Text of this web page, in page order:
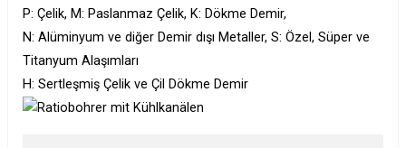
P: Çelik, M: Paslanmaz Çelik, K: Dökme Demir,
N: Alüminyum ve diğer Demir dışı Metaller, S: Özel, Süper ve
Titanyum Alaşımları
H: Sertleşmiş Çelik ve Çil Dökme Demir